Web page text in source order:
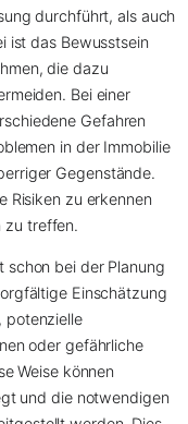
durchführt, als auch
ist das Bewusstsein
die dazu
Bei einer
Gefahren
in der Immobilie
Gegenstände.
Risiken zu erkennen
zu treffen.
schon bei der Planung
Einschätzung
potenzielle
oder gefährliche
Weise können
und die notwendigen